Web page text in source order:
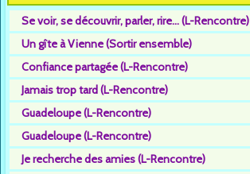
Se voir, se découvrir, parler, rire... (L-Rencontre)
Un gîte à Vienne (Sortir ensemble)
Confiance partagée (L-Rencontre)
Jamais trop tard (L-Rencontre)
Guadeloupe (L-Rencontre)
Guadeloupe (L-Rencontre)
Je recherche des amies (L-Rencontre)